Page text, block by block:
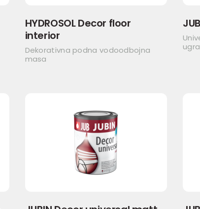
HYDROSOL Decor floor
interior
Dekorativna podna vodoodbojna
masa